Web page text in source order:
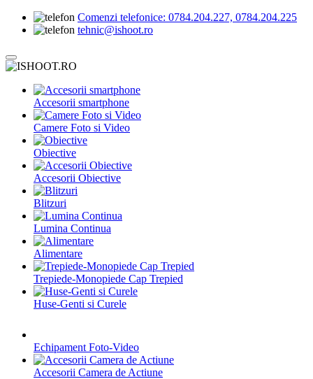
Comenzi telefonice: 0784.204.227, 0784.204.225
tehnic@ishoot.ro
Accesorii smartphone
Camere Foto si Video
Obiective
Accesorii Obiective
Blitzuri
Lumina Continua
Alimentare
Trepiede-Monopiede Cap Trepied
Huse-Genti si Curele
Echipament Foto-Video
Accesorii Camera de Actiune